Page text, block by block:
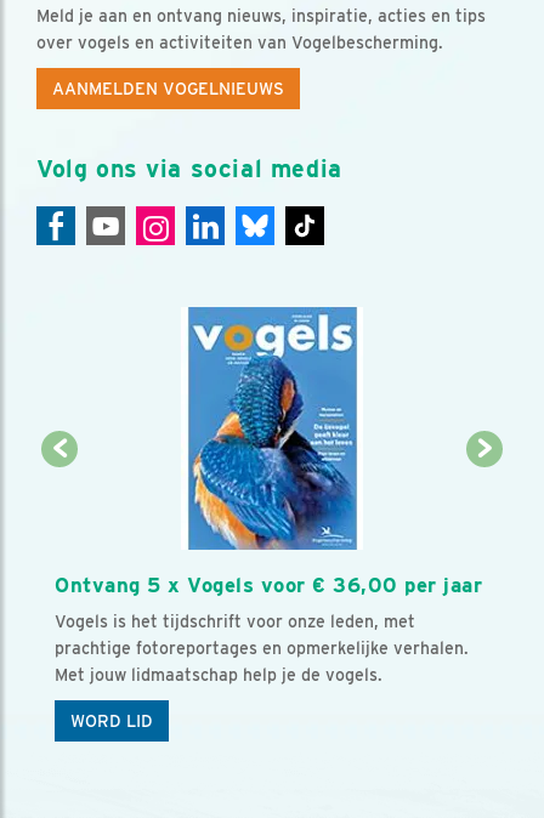
Meld je aan en ontvang nieuws, inspiratie, acties en tips
over vogels en activiteiten van Vogelbescherming.
AANMELDEN VOGELNIEUWS
Volg ons via social media
Ontvang 5 x Vogels voor € 36,00 per jaar
Vogels is het tijdschrift voor onze leden, met
prachtige fotoreportages en opmerkelijke verhalen.
Met jouw lidmaatschap help je de vogels.
WORD LID